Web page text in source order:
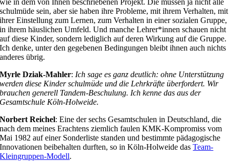
schulmüde sein, aber sie haben ihre Probleme, mit ihrem Verhalten, mit
ihrer Einstellung zum Lernen, zum Verhalten in einer sozialen Gruppe,
in ihrem häuslichen Umfeld. Und manche Lehrer*innen schauen nicht
auf diese Kinder, sondern lediglich auf deren Wirkung auf die Gruppe.
Ich denke, unter den gegebenen Bedingungen bleibt ihnen auch nichts
anderes übrig.
Myrle Dziak-Mahler: Ich sage es ganz deutlich: ohne Unterstützung
werden diese Kinder schulmüde und die Lehrkräfte überfordert. Wir
brauchen generell Tandem-Beschulung. Ich kenne das aus der
Gesamtschule Köln-Holweide.
Norbert Reichel: Eine der sechs Gesamtschulen in Deutschland, die
nach dem meines Erachtens ziemlich faulen KMK-Kompromiss vom
Mai 1982 auf einer Sonderliste standen und bestimmte pädagogische
Innovationen beibehalten durften, so in Köln-Holweide dasTeam-
Kleingruppen-Modell.